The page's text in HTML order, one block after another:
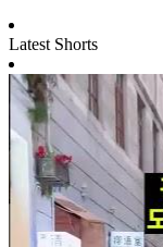
Latest Shorts